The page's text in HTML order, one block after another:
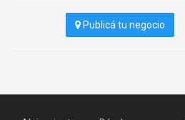
Publicá tu negocio